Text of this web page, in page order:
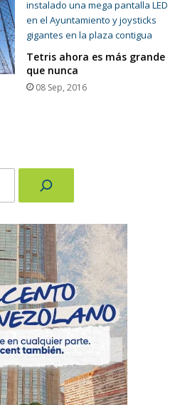
Tetris ahora es más grande
que nunca
08 Sep, 2016